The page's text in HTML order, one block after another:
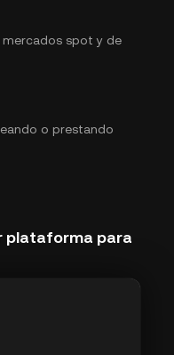
mercados spot y de
o prestando
plataforma para